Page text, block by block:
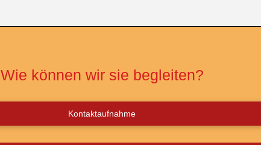
Wie können wir sie begleiten?
Kontaktaufnahme